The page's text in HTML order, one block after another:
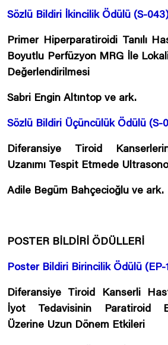
Sözlü Bildiri İkincilik Ödülü (S-
Primer Hiperparatiroidi Tanılı
Boyutlu Perfüzyon MRG İle
Değerlendirilmesi
Sabri Engin Altıntop ve ark.
Sözlü Bildiri Üçüncülük Ödülü (S-
Diferansiye Tiroid
Uzanımı Tespit Etmede
Adile Begüm Bahçecioğlu ve ark.
POSTER BİLDİRİ ÖDÜLLERİ
Poster Bildiri Birincilik Ödülü (EP-
Diferansiye Tiroid Kanserli
İyot Tedavisinin Paratiroid
Üzerine Uzun Dönem Etkileri